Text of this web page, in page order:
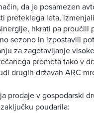
da je posamezen
preteklega leta,
hkrati pa proučili
sezono in izpostavili
za zagotavljanje
prometa tako v
drugih državah ARC
prodaje v gospodarski
poudarila: